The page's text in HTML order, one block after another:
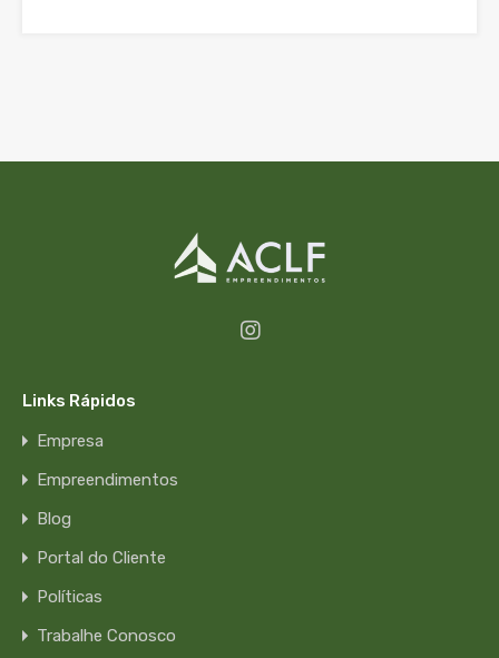
Links Rápidos
Empresa
Empreendimentos
Blog
Portal do Cliente
Políticas
Trabalhe Conosco